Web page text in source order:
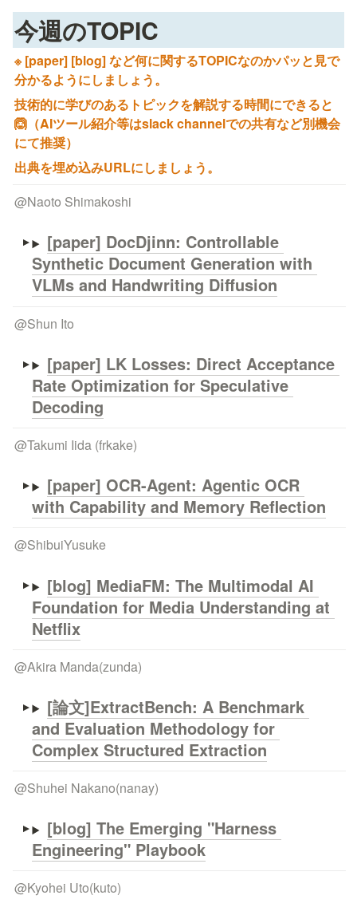
今週のTOPIC
※ [paper] [blog] など何に関するTOPICなのかパッと見で
分かるようにしましょう。
技術的に学びのあるトピックを解説する時間にできると
🙆（AIツール紹介等はslack channelでの共有など別機会
にて推奨）
出典を埋め込みURLにしましょう。
@Naoto Shimakoshi
[paper] DocDjinn: Controllable
Synthetic Document Generation with
VLMs and Handwriting Diffusion
@Shun Ito
[paper] LK Losses: Direct Acceptance
Rate Optimization for Speculative
Decoding
@Takumi Iida (frkake)
[paper] OCR-Agent: Agentic OCR
with Capability and Memory Reflection
@ShibuiYusuke
[blog] MediaFM: The Multimodal AI
Foundation for Media Understanding at
Netflix
@Akira Manda(zunda)
[論文]ExtractBench: A Benchmark
and Evaluation Methodology for
Complex Structured Extraction
@Shuhei Nakano(nanay)
[blog] The Emerging "Harness
Engineering" Playbook
@Kyohei Uto(kuto)